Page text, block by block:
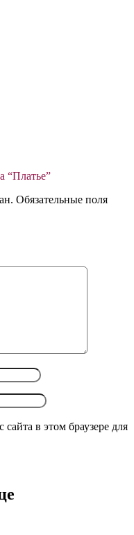
“Платье”
Обязательные поля
в этом браузере для